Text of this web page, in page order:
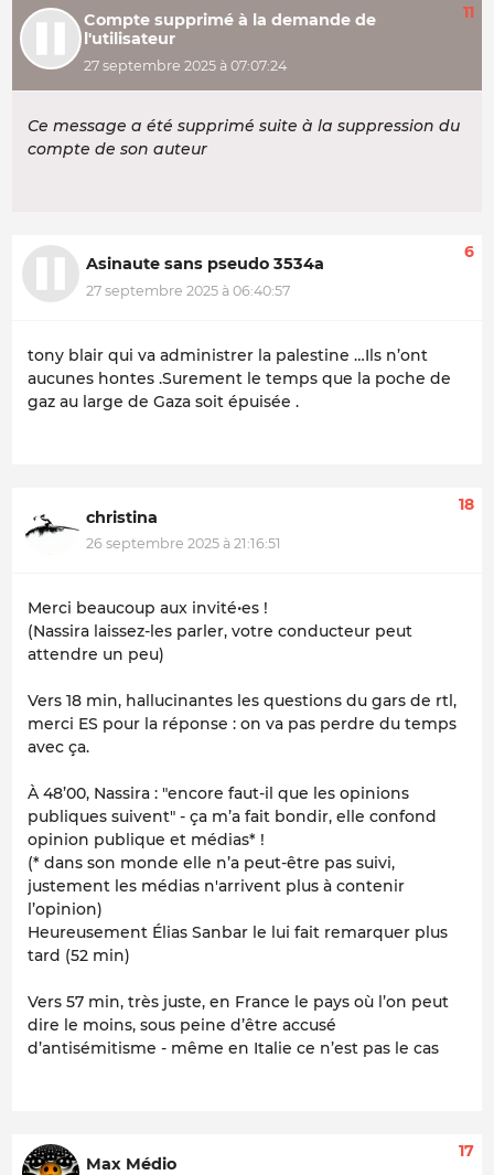
Compte supprimé à la demande de
l'utilisateur
27 septembre 2025 à 07:07:24
11
Ce message a été supprimé suite à la suppression du
compte de son auteur
Asinaute sans pseudo 3534a
27 septembre 2025 à 06:40:57
6
tony blair qui va administrer la palestine …Ils n’ont
aucunes hontes .Surement le temps que la poche de
gaz au large de Gaza soit épuisée .
christina
26 septembre 2025 à 21:16:51
18
Merci beaucoup aux invité•es !
(Nassira laissez-les parler, votre conducteur peut
attendre un peu)
Vers 18 min, hallucinantes les questions du gars de rtl,
merci ES pour la réponse : on va pas perdre du temps
avec ça.
À 48’00, Nassira : "encore faut-il que les opinions
publiques suivent" - ça m’a fait bondir, elle confond
opinion publique et médias* !
(* dans son monde elle n’a peut-être pas suivi,
justement les médias n'arrivent plus à contenir
l’opinion)
Heureusement Élias Sanbar le lui fait remarquer plus
tard (52 min)
Vers 57 min, très juste, en France le pays où l’on peut
dire le moins, sous peine d’être accusé
d’antisémitisme - même en Italie ce n’est pas le cas
Max Médio
17